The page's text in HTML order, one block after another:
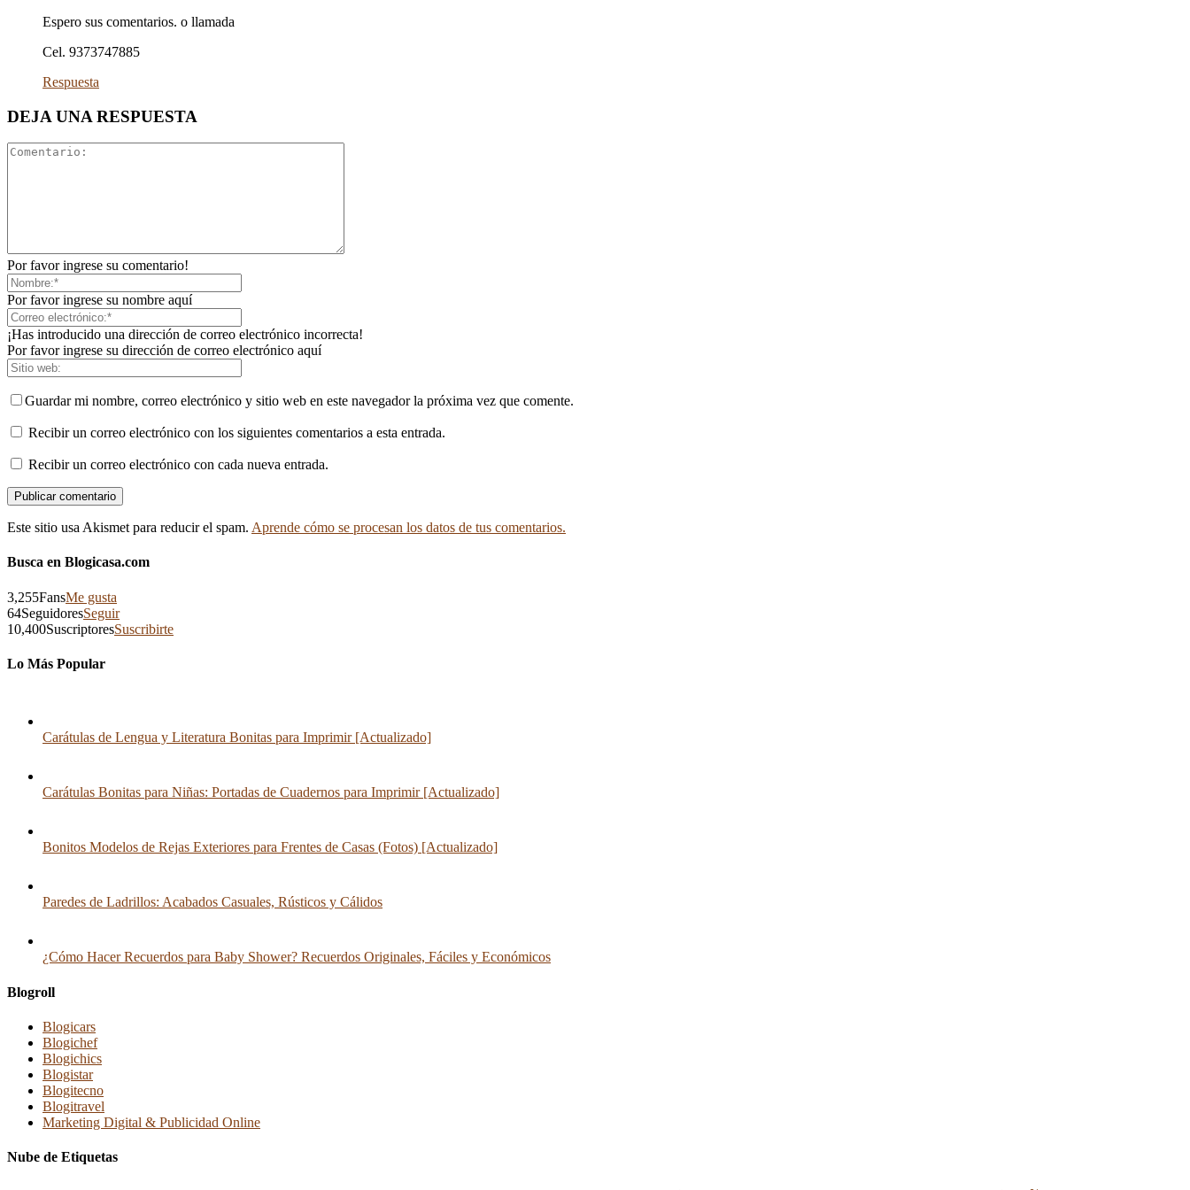
Espero sus comentarios. o llamada
Cel. 9373747885
Respuesta
DEJA UNA RESPUESTA
Por favor ingrese su comentario!
Por favor ingrese su nombre aquí
¡Has introducido una dirección de correo electrónico incorrecta!
Por favor ingrese su dirección de correo electrónico aquí
Guardar mi nombre, correo electrónico y sitio web en este navegador la próxima vez que comente.
Recibir un correo electrónico con los siguientes comentarios a esta entrada.
Recibir un correo electrónico con cada nueva entrada.
Este sitio usa Akismet para reducir el spam. Aprende cómo se procesan los datos de tus comentarios.
Busca en Blogicasa.com
3,255FansMe gusta
64SeguidoresSeguir
10,400SuscriptoresSuscribirte
Lo Más Popular
Carátulas de Lengua y Literatura Bonitas para Imprimir [Actualizado]
Carátulas Bonitas para Niñas: Portadas de Cuadernos para Imprimir [Actualizado]
Bonitos Modelos de Rejas Exteriores para Frentes de Casas (Fotos) [Actualizado]
Paredes de Ladrillos: Acabados Casuales, Rústicos y Cálidos
¿Cómo Hacer Recuerdos para Baby Shower? Recuerdos Originales, Fáciles y Económicos
Blogroll
Blogicars
Blogichef
Blogichics
Blogistar
Blogitecno
Blogitravel
Marketing Digital & Publicidad Online
Nube de Etiquetas